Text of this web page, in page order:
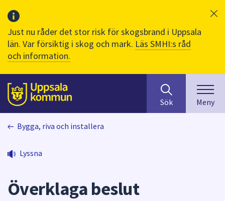
Just nu råder det stor risk för skogsbrand i Uppsala
län. Var försiktig i skog och mark. Läs SMHI:s råd
och information.
Till sidans
huvudinnehåll
efter
innehåll
på
Sök Meny
Bygga, riva och installera
Lyssna
Överklaga beslut